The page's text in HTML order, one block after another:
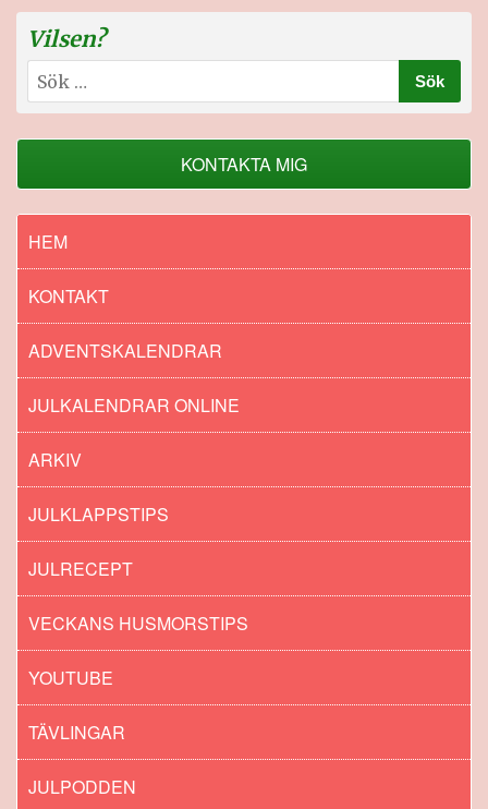
Vilsen?
Sök
efter:
KONTAKTA MIG
HEM
KONTAKT
ADVENTSKALENDRAR
JULKALENDRAR ONLINE
ARKIV
JULKLAPPSTIPS
JULRECEPT
VECKANS HUSMORSTIPS
YOUTUBE
TÄVLINGAR
JULPODDEN